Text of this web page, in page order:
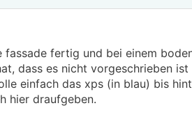
fassade fertig und bei einem
dass es nicht vorgeschrieben
einfach das xps (in blau) bis
hier draufgeben.